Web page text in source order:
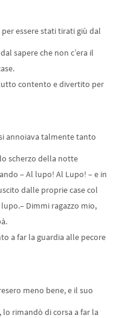
essere stati tirati giù dal
sapere che non c’era il
contento e divertito per
annoiava talmente tanto
scherzo della notte
– Al lupo! Al Lupo! – e in
dalle proprie case col
Dimmi ragazzo mio,
a far la guardia alle pecore
meno bene, e il suo
rimandò di corsa a far la